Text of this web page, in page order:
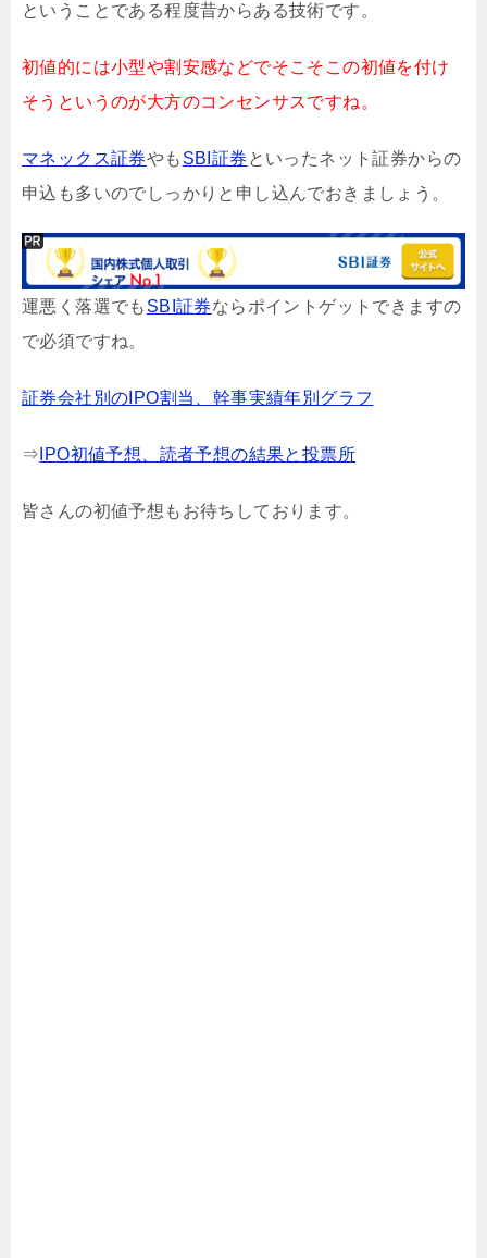
ということである程度昔からある技術です。
初値的には小型や割安感などでそこそこの初値を付け
そうというのが大方のコンセンサスですね。
マネックス証券やも SBI証券 といったネット証券からの
申込も多いのでしっかりと申し込んでおきましょう。
運悪く落選でも SBI証券ならポイントゲットできますの
で必須ですね。
証券会社別のIPO割当、幹事実績年別グラフ
⇒ IPO初値予想、読者予想の結果と投票所
皆さんの初値予想もお待ちしております。